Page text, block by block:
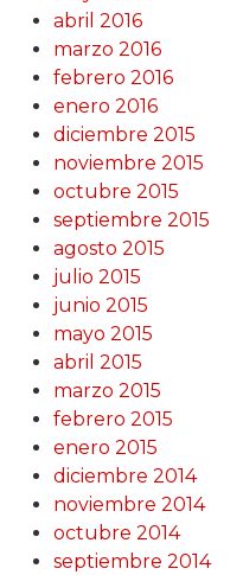
abril 2016
marzo 2016
febrero 2016
enero 2016
diciembre 2015
noviembre 2015
octubre 2015
septiembre 2015
agosto 2015
julio 2015
junio 2015
mayo 2015
abril 2015
marzo 2015
febrero 2015
enero 2015
diciembre 2014
noviembre 2014
octubre 2014
septiembre 2014